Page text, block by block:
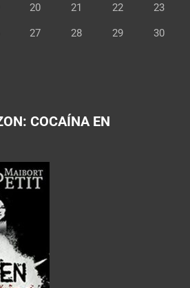
20 21 22 23
27 28 29 30
COCAÍNA EN